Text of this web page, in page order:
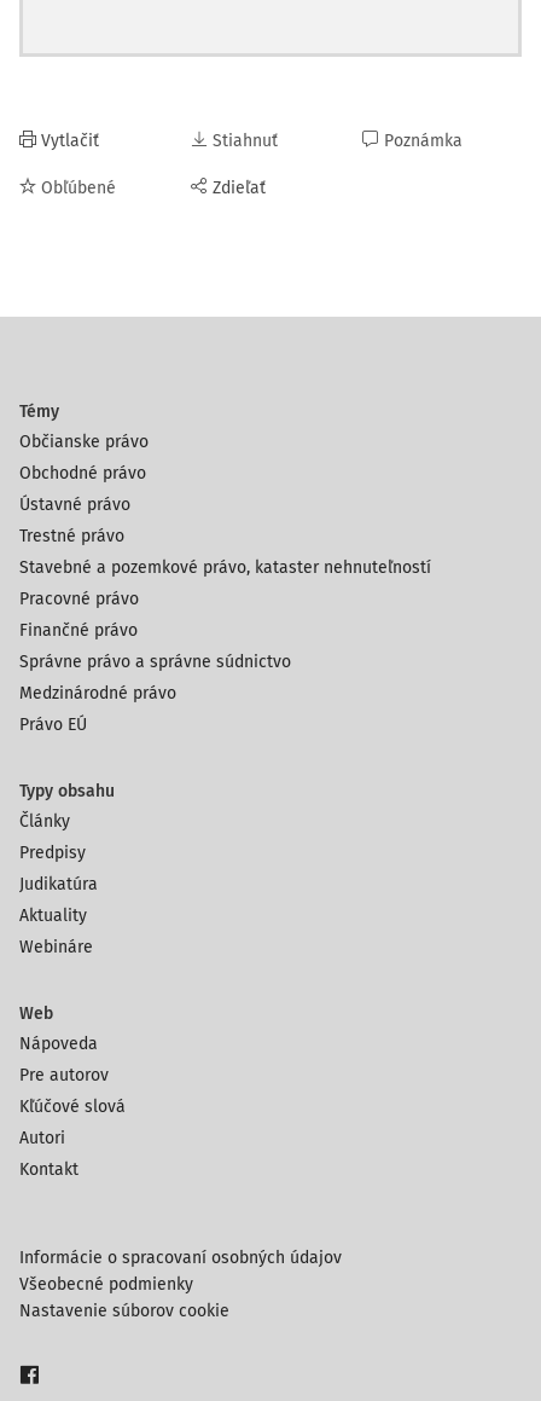
Vytlačiť
Obľúbené
Stiahnuť
Zdieľať
Poznámka
Témy
Občianske právo
Obchodné právo
Ústavné právo
Trestné právo
Stavebné a pozemkové právo, kataster nehnuteľností
Pracovné právo
Finančné právo
Správne právo a správne súdnictvo
Medzinárodné právo
Právo EÚ
Typy obsahu
Články
Predpisy
Judikatúra
Aktuality
Webináre
Web
Nápoveda
Pre autorov
Kľúčové slová
Autori
Kontakt
Informácie o spracovaní osobných údajov
Všeobecné podmienky
Nastavenie súborov cookie